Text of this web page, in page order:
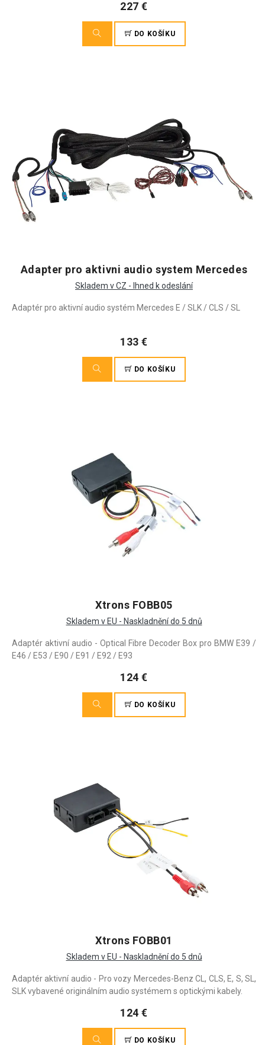
227 €
DO KOŠÍKU
Adapter pro aktivni audio system Mercedes
Skladem v CZ - Ihned k odeslání
Adaptér pro aktivní audio systém Mercedes E / SLK / CLS / SL
133 €
DO KOŠÍKU
Xtrons FOBB05
Skladem v EU - Naskladnění do 5 dnů
Adaptér aktivní audio - Optical Fibre Decoder Box pro BMW E39 /
E46 / E53 / E90 / E91 / E92 / E93
124 €
DO KOŠÍKU
Xtrons FOBB01
Skladem v EU - Naskladnění do 5 dnů
Adaptér aktivní audio - Pro vozy Mercedes-Benz CL, CLS, E, S, SL,
SLK vybavené originálním audio systémem s optickými kabely.
124 €
DO KOŠÍKU